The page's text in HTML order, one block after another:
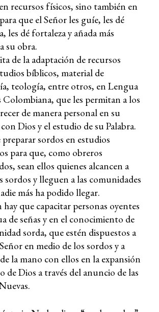
recursos físicos, sino también en
que el Señor les guíe, les dé
les dé fortaleza y añada más
su obra.
de la adaptación de recursos
bíblicos, material de
teología, entre otros, en Lengua
Colombiana, que les permitan a los
de manera personal en su
Dios y el estudio de su Palabra.
sordos en estudios
para que, como obreros
sean ellos quienes alcancen a
sordos y lleguen a las comunidades
más ha podido llegar.
hay que capacitar personas oyentes
de señas y en el conocimiento de
sorda, que estén dispuestos a
en medio de los sordos y a
la mano con ellos en la expansión
de Dios a través del anuncio de las